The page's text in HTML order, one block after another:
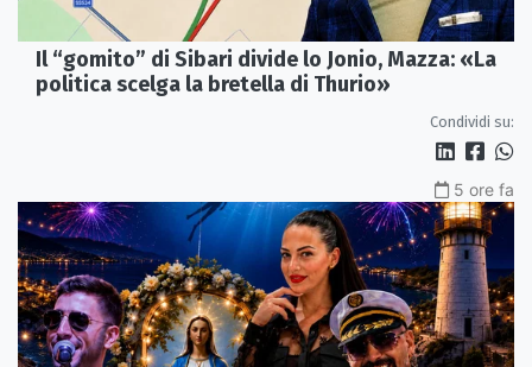
Il “gomito” di Sibari divide lo Jonio, Mazza: «La
politica scelga la bretella di Thurio»
Condividi su:
5 ore fa